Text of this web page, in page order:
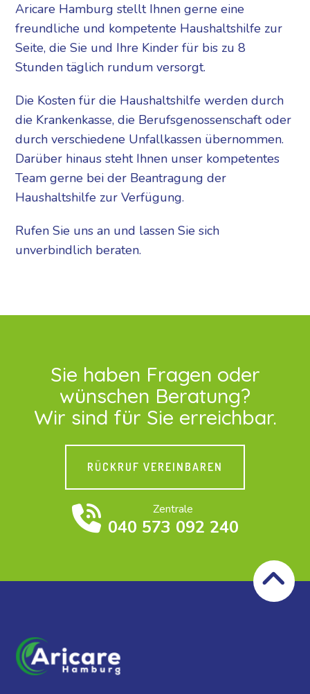
Aricare Hamburg stellt Ihnen gerne eine
freundliche und kompetente Haushaltshilfe zur
Seite, die Sie und Ihre Kinder für bis zu 8
Stunden täglich rundum versorgt.
Die Kosten für die Haushaltshilfe werden durch
die Krankenkasse, die Berufsgenossenschaft oder
durch verschiedene Unfallkassen übernommen.
Darüber hinaus steht Ihnen unser kompetentes
Team gerne bei der Beantragung der
Haushaltshilfe zur Verfügung.
Rufen Sie uns an und lassen Sie sich
unverbindlich beraten.
Sie haben Fragen oder
wünschen Beratung?
Wir sind für Sie erreichbar.
RÜCKRUF VEREINBAREN
Zentrale
040 573 092 240